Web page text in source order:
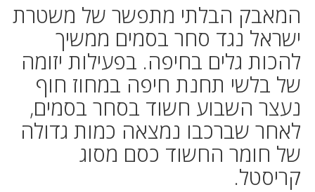
המאבק הבלתי מתפשר של משטרת
ישראל נגד סחר בסמים ממשיך
להכות גלים בחיפה. בפעילות יזומה
של בלשי תחנת חיפה במחוז חוף
נעצר השבוע חשוד בסחר בסמים,
לאחר שברכבו נמצאה כמות גדולה
של חומר החשוד כסם מסוג
קריסטל.